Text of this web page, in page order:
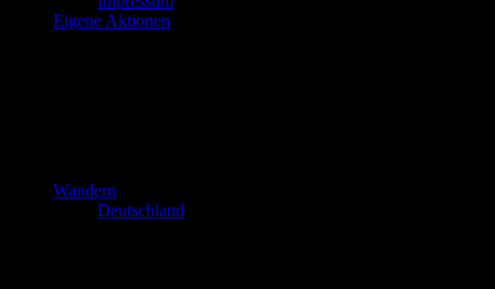
Eigene Aktionen
Wandern
Deutschland